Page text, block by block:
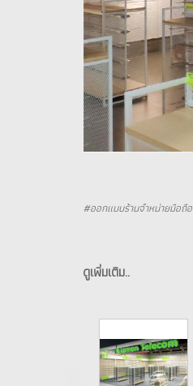
#ออกแบบร้านจำหน่ายมือถือ
ดูเพิ่มเติม..